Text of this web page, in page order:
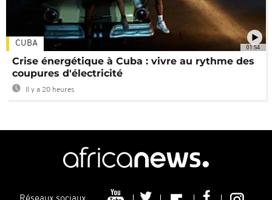
01:54
CUBA
Crise énergétique à Cuba : vivre au rythme des
coupures d'électricité
Il y a 20 heures